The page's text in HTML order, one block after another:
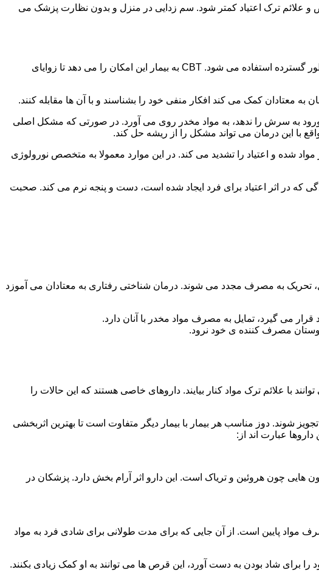
علائم ترک اعتیاد کمتر شود. سم زدایی در منزل و بدون نظارت پزشک می
در این درمان به مصرف کننده اجازه داده می شود با مشکلات و درگیری های ذهنی خود روبه رو شود. امروزه از این درمان به طور گسترده استفاده می شود. CBT به بیمار این امکان را می دهد تا زوایای
به معتادان کمک می کند افکار منفی خود را بشناسند و با آن ها مقابله کنند.
به سرش را ندهد، به مواد مخدر روی می آورد. در صورتی که مشکل اصلی
با این درمان می تواند مشکل را از ریشه حل کند.
مواد شده و اعتیاد را تشدید می کند. در این موارد معمولا به متخصص نورولوژی
که در اثر اعتیاد برای فرد ایجاد شده است، دست و پنجه نرم می کند. صحبت
تحریک به مصرف مجدد می شوند. درمان شناختی رفتاری به معتادان می آموزد
می گیرد، تمایل به مصرف مواد مخدر با آنان دارد.
دوستان مصرف کننده ی خود نرود.
با علائم ترک مواد کنار بیایند. داروهای خاصی هستند که این حالات را
شوند. دوز مناسب هر بیمار با بیمار دیگر متفاوت است تا بهترین اثربخشی
عبارت اند از:
چون هروئین و تریاک است. این دارو اثر آرام بخش دارد. پزشکان در
پایین است. از آن جایی که برای مدت طولانی برای شادی فرد به مواد
برای شاد بودن به دست آورد، این قرص ها می توانند به او کمک زیادی بکنند.